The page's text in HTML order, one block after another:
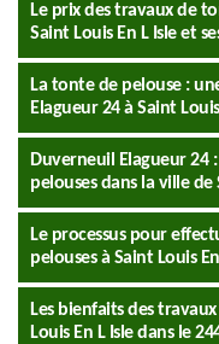
Le prix des travaux de
Saint Louis En L Isle et
La tonte de pelouse :
Elagueur 24 à Saint
Duverneuil Elagueur 24
pelouses dans la ville de
Le processus pour
pelouses à Saint Louis
Les bienfaits des
Louis En L Isle dans le